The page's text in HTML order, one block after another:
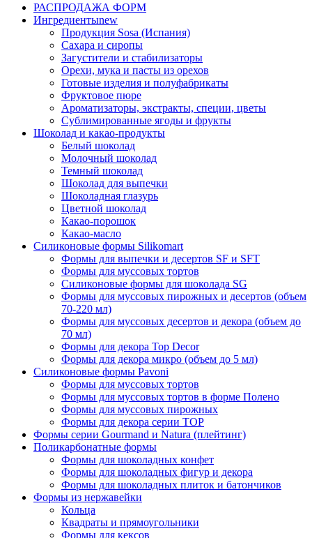
РАСПРОДАЖА ФОРМ
Ингредиентыnew
Продукция Sosa (Испания)
Сахара и сиропы
Загустители и стабилизаторы
Орехи, мука и пасты из орехов
Готовые изделия и полуфабрикаты
Фруктовое пюре
Ароматизаторы, экстракты, специи, цветы
Сублимированные ягоды и фрукты
Шоколад и какао-продукты
Белый шоколад
Молочный шоколад
Темный шоколад
Шоколад для выпечки
Шоколадная глазурь
Цветной шоколад
Какао-порошок
Какао-масло
Силиконовые формы Silikomart
Формы для выпечки и десертов SF и SFT
Формы для муссовых тортов
Силиконовые формы для шоколада SG
Формы для муссовых пирожных и десертов (объем
70-220 мл)
Формы для муссовых десертов и декора (объем до
70 мл)
Формы для декора Top Decor
Формы для декора микро (объем до 5 мл)
Силиконовые формы Pavoni
Формы для муссовых тортов
Формы для муссовых тортов в форме Полено
Формы для муссовых пирожных
Формы для декора серии TOP
Формы серии Gourmand и Natura (плейтинг)
Поликарбонатные формы
Формы для шоколадных конфет
Формы для шоколадных фигур и декора
Формы для шоколадных плиток и батончиков
Формы из нержавейки
Кольца
Квадраты и прямоугольники
Формы для кексов